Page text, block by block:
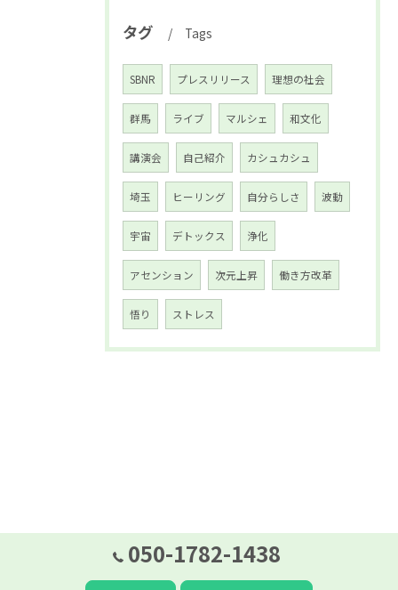
タグ Tags
SBNR プレスリリース 理想の社会
群馬 ライブ マルシェ 和文化
講演会 自己紹介 カシュカシュ
埼玉 ヒーリング 自分らしさ 波動
宇宙 デトックス 浄化
アセンション 次元上昇 働き方改革
悟り ストレス
050-1782-1438